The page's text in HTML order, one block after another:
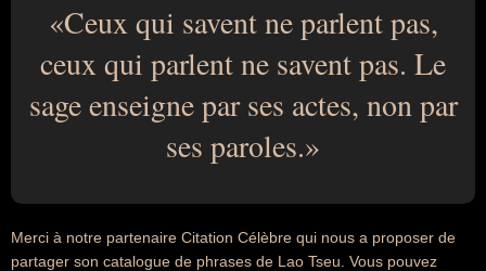
Ceux qui savent ne parlent pas,
ceux qui parlent ne savent pas. Le
sage enseigne par ses actes, non par
ses paroles.
Merci à notre partenaire Citation Célèbre qui nous a proposer de
partager son catalogue de phrases de Lao Tseu. Vous pouvez